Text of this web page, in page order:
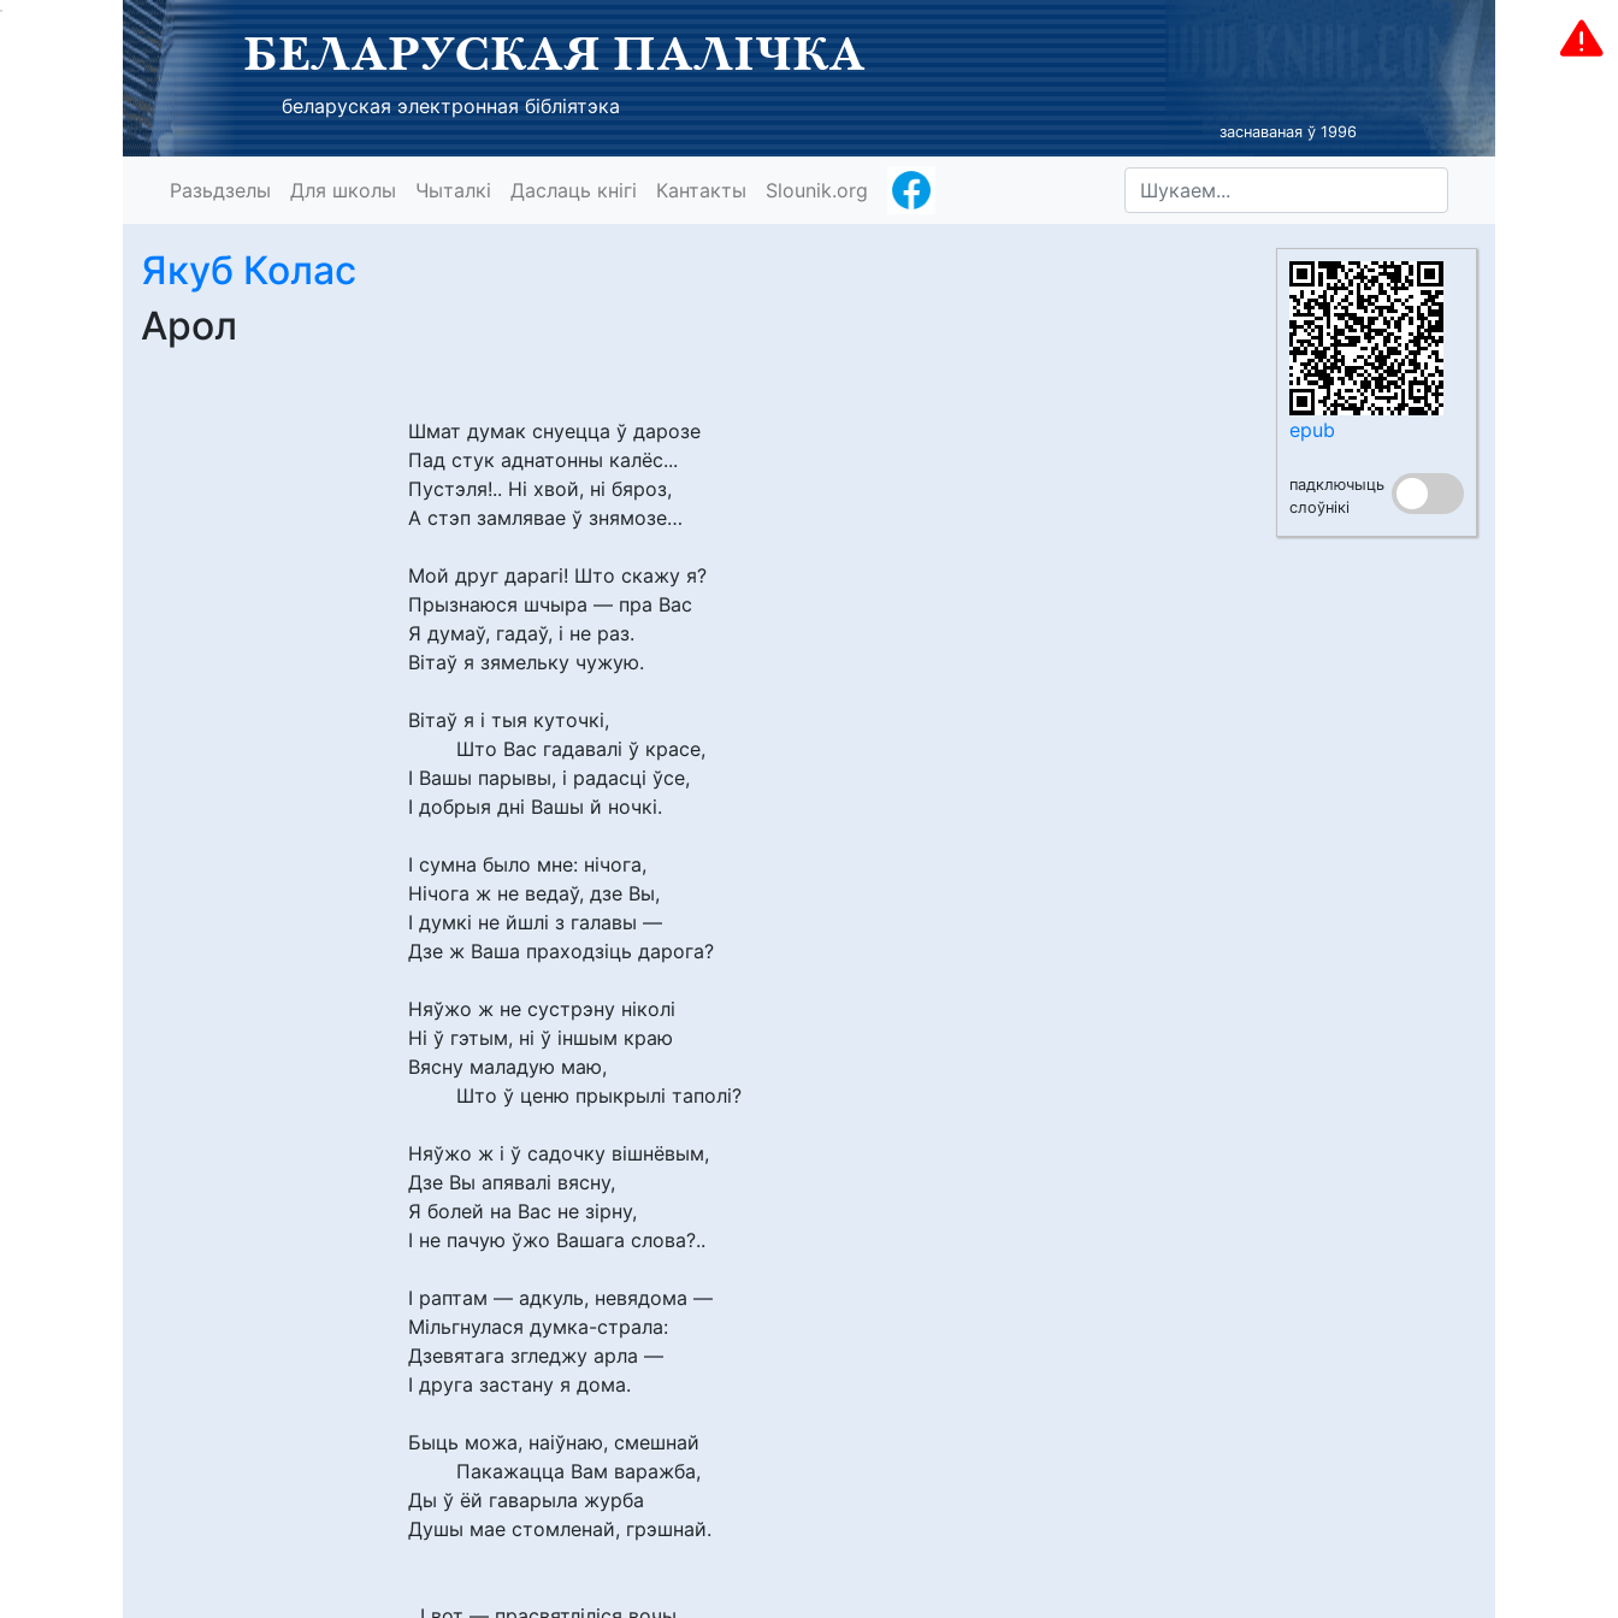
БЕЛАРУСКАЯ ПАЛІЧКА
беларуская электронная бібліятэка
заснаваная ў 1996
Разьдзелы Для школы Чыталкі Даслаць кнігі Кантакты Slounik.org
epub
падключыць
слоўнікі
Якуб Колас
Арол
Шмат думак снуецца ў дарозе
Пад стук аднатонны калёс...
Пустэля!.. Ні хвой, ні бяроз,
А стэп замлявае ў знямозе…
Мой друг дарагі! Што скажу я?
Прызнаюся шчыра — пра Вас
Я думаў, гадаў, і не раз.
Вітаў я зямельку чужую.
Вітаў я і тыя куточкі,
Што Вас гадавалі ў красе,
І Вашы парывы, і радасці ўсе,
І добрыя дні Вашы й ночкі.
І сумна было мне: нічога,
Нічога ж не ведаў, дзе Вы,
І думкі не йшлі з галавы —
Дзе ж Ваша праходзіць дарога?
Няўжо ж не сустрэну ніколі
Ні ў гэтым, ні ў іншым краю
Вясну маладую маю,
Што ў ценю прыкрылі таполі?
Няўжо ж і ў садочку вішнёвым,
Дзе Вы апявалі вясну,
Я болей на Вас не зірну,
І не пачую ўжо Вашага слова?..
І раптам — адкуль, невядома —
Мільгнулася думка-страла:
Дзевятага згледжу арла —
І друга застану я дома.
Быць можа, наіўнаю, смешнай
Пакажацца Вам варажба,
Ды ў ёй гаварыла журба
Душы мае стомленай, грэшнай.